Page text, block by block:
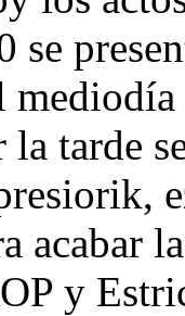
se
tarde
acabar
y